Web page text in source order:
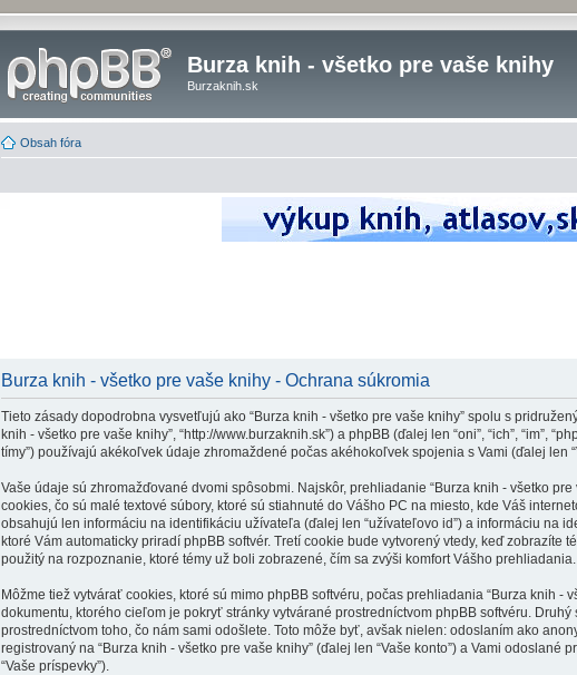
Burza knih - všetko pre vaše knihy
Burzaknih.sk
Obsah fóra
Burza knih - všetko pre vaše knihy - Ochrana súkromia
Tieto zásady dopodrobna vysvetľujú ako “Burza knih - všetko pre vaše knihy” spolu s
knih - všetko pre vaše knihy”, “http://www.burzaknih.sk”) a phpBB (ďalej len “oni”, “ich”, “im”,
tímy”) používajú akékoľvek údaje zhromaždené počas akéhokoľvek spojenia s Vami (ďalej len
Vaše údaje sú zhromažďované dvomi spôsobmi. Najskôr, prehliadanie “Burza knih - všetko
cookies, čo sú malé textové súbory, ktoré sú stiahnuté do Vášho PC na miesto, kde Váš
obsahujú len informáciu na identifikáciu užívateľa (ďalej len “užívateľovo id”) a informáciu na
ktoré Vám automaticky priradí phpBB softvér. Tretí cookie bude vytvorený vtedy, keď zobrazíte
použitý na rozpoznanie, ktoré témy už boli zobrazené, čím sa zvýši komfort Vášho prehliadania.
Môžme tiež vytvárať cookies, ktoré sú mimo phpBB softvéru, počas prehliadania “Burza knih -
dokumentu, ktorého cieľom je pokryť stránky vytvárané prostredníctvom phpBB softvéru.
prostredníctvom toho, čo nám sami odošlete. Toto môže byť, avšak nielen: odoslaním ako
registrovaný na “Burza knih - všetko pre vaše knihy” (ďalej len “Vaše konto”) a Vami
“Vaše príspevky”).